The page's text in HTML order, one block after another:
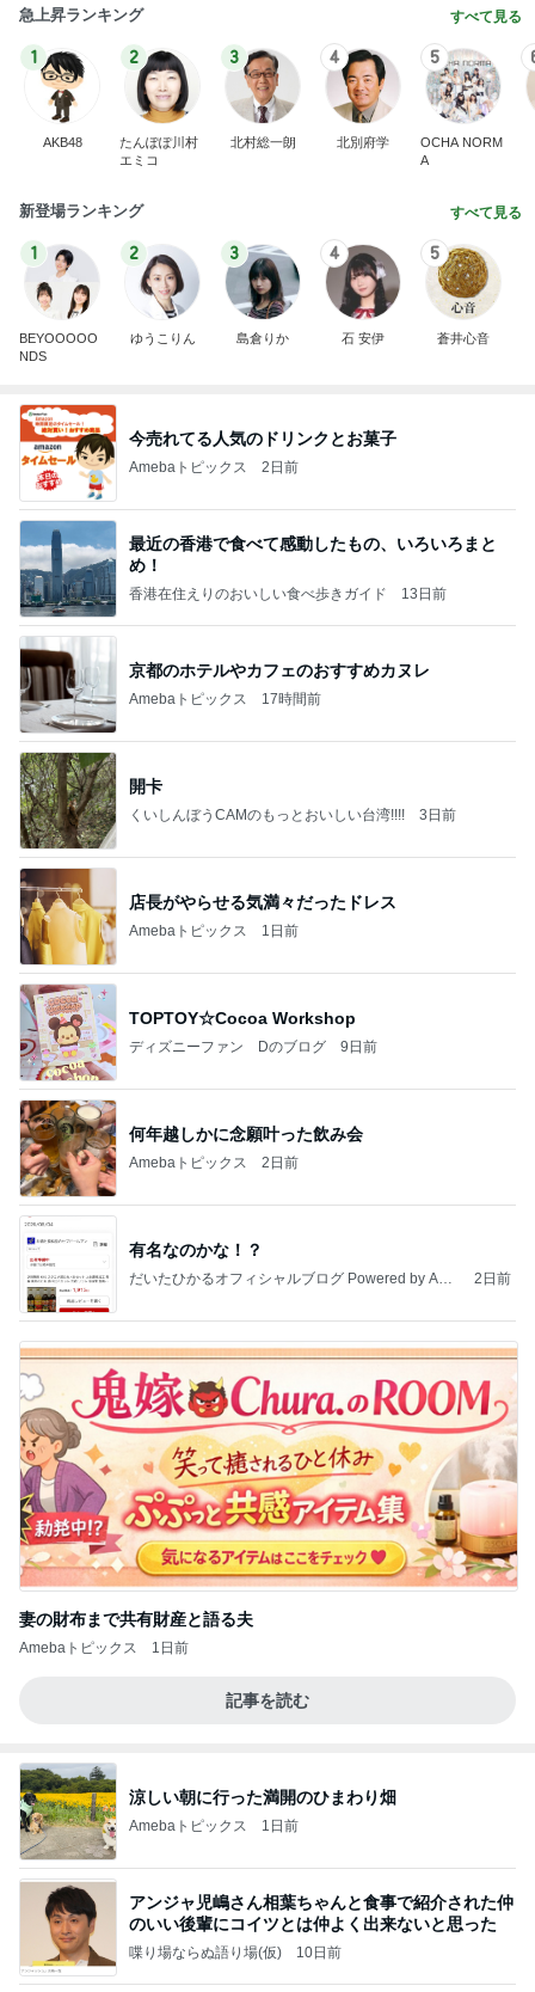
急上昇ランキング すべて見る
1
AKB48
2
たんぽぽ川村
エミコ
3
北村総一朗
4
北別府学
5
OCHA NORM
A
新登場ランキング すべて見る
1
BEYOOOOO
NDS
2
ゆうこりん
3
島倉りか
4
石 安伊
5
蒼井心音
今売れてる人気のドリンクとお菓子
Amebaトピックス 2日前
最近の香港で食べて感動したもの、いろいろまと
め！
香港在住えりのおいしい食べ歩きガイド 13日前
京都のホテルやカフェのおすすめカヌレ
Amebaトピックス 17時間前
開卡
くいしんぼうCAMのもっとおいしい台湾!!!! 3日前
店長がやらせる気満々だったドレス
Amebaトピックス 1日前
TOPTOY☆Cocoa Workshop
ディズニーファン Dのブログ 9日前
何年越しかに念願叶った飲み会
Amebaトピックス 2日前
有名なのかな！？
だいたひかるオフィシャルブログ Powered by Ame
2日前
妻の財布まで共有財産と語る夫
Amebaトピックス 1日前
記事を読む
涼しい朝に行った満開のひまわり畑
Amebaトピックス 1日前
アンジャ児嶋さん相葉ちゃんと食事で紹介された仲
のいい後輩にコイツとは仲よく出来ないと思った
喋り場ならぬ語り場(仮) 10日前